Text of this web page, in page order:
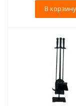
В корзину